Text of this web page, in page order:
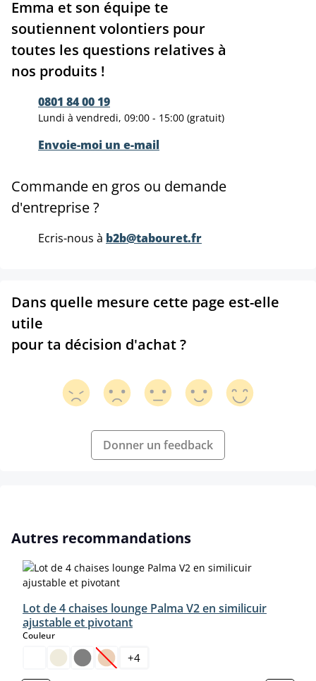
Emma et son équipe te
soutiennent volontiers pour
toutes les questions relatives à
nos produits !
0801 84 00 19
Lundi à vendredi, 09:00 - 15:00 (gratuit)
Envoie-moi un e-mail
Commande en gros ou demande
d'entreprise ?
Ecris-nous à b2b@tabouret.fr
Dans quelle mesure cette page est-elle
utile
pour ta décision d'achat ?
Donner un feedback
Ignorer la galerie de produits
Autres recommandations
Lot de 4 chaises lounge Palma V2 en similicuir
ajustable et pivotant
Couleurselect
(Cette option n'est pas disponible pour le
+4